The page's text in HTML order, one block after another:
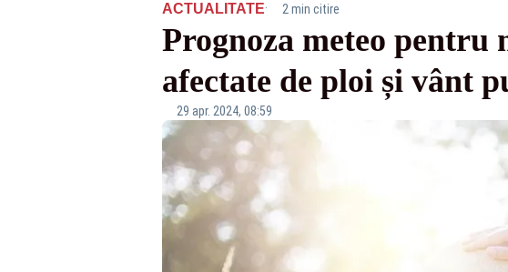
ACTUALITATE· 2 min citire
Prognoza meteo pentru
afectate de ploi și vânt
29 apr. 2024, 08:59